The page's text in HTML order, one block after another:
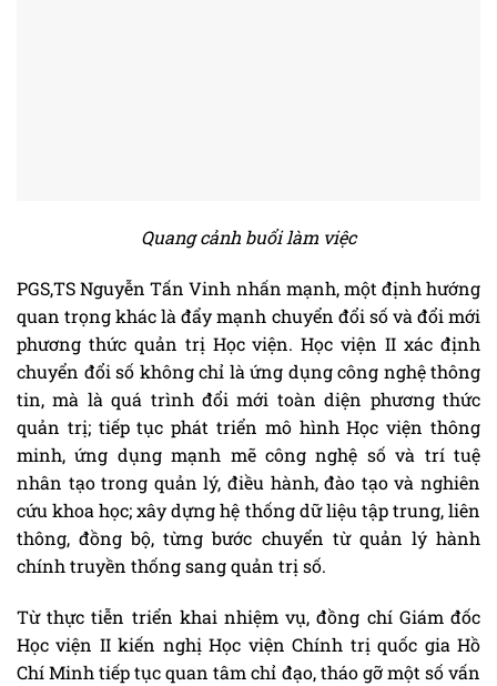
Quang cảnh buổi làm việc
PGS,TS Nguyễn Tấn Vinh nhấn mạnh, một định hướng
quan trọng khác là đẩy mạnh chuyển đổi số và đổi mới
phương thức quản trị Học viện. Học viện II xác định
chuyển đổi số không chỉ là ứng dụng công nghệ thông
tin, mà là quá trình đổi mới toàn diện phương thức
quản trị; tiếp tục phát triển mô hình Học viện thông
minh, ứng dụng mạnh mẽ công nghệ số và trí tuệ
nhân tạo trong quản lý, điều hành, đào tạo và nghiên
cứu khoa học; xây dựng hệ thống dữ liệu tập trung, liên
thông, đồng bộ, từng bước chuyển từ quản lý hành
chính truyền thống sang quản trị số.
Từ thực tiễn triển khai nhiệm vụ, đồng chí Giám đốc
Học viện II kiến nghị Học viện Chính trị quốc gia Hồ
Chí Minh tiếp tục quan tâm chỉ đạo, tháo gỡ một số vấn